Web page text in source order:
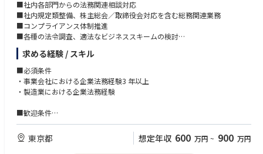
●規程管理/稟議事務局/押印業務
・電子稟議の受付から各種相談の対応まで
・代表取締役印、社印の押印取り纏め（押印準備）
●紛争対応
・不競法上の「形態模倣」に関する対応（訴訟含む。）
●その他法務全般
・各種法律相談（景表法、知財関連法、個人情報保護法、古物営業法な
・下請法の遵守環境の維持・構築
・法務セミナーの開催（年1回、知財啓蒙、下請法啓蒙が主な内容。）
■社内各部門からの法務関連相談対応
■社内規定類整備、株主総会／取締役会対応を含む総務関連業務
■コンプライアンス体制推進
■各種の法令調査、適法なビジネススキームの検討
■外部弁護士・弁理士への相談
■海外子会社への様々なサポート
■その他管理部における業務全般
求める経験 / スキル
■必須条件
・事業会社における企業法務経験3 年以上
・製造業における企業法務経験
■歓迎条件
・国際法務経験(TOEIC 550 程度)
■書類選考時には写真付き履歴書が必要です
東京都 想定年収 600 万円 ~ 900 万円